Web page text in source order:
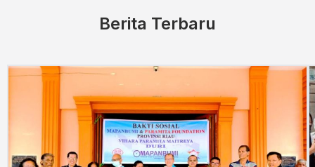
Berita Terbaru